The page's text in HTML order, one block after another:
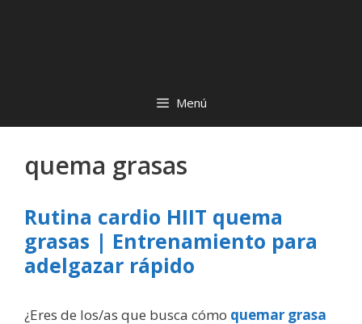
Menú
quema grasas
Rutina cardio HIIT quema
grasas | Entrenamiento para
adelgazar rápido
¿Eres de los/as que busca cómo quemar grasa